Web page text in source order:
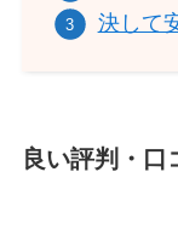
決して
良い評判・口